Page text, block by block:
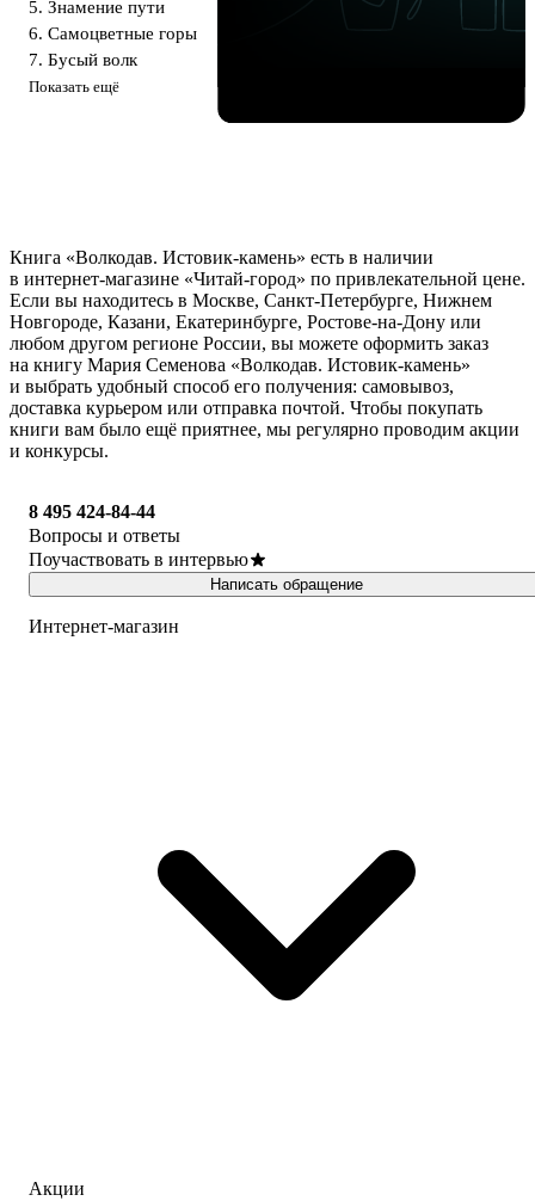
5. Знамение пути
6. Самоцветные горы
7. Бусый волк
Показать ещё
Книга «Волкодав. Истовик-камень» есть в наличии
в интернет-магазине «Читай-город» по привлекательной цене.
Если вы находитесь в Москве, Санкт-Петербурге, Нижнем
Новгороде, Казани, Екатеринбурге, Ростове-на-Дону или
любом другом регионе России, вы можете оформить заказ
на книгу Мария Семенова «Волкодав. Истовик-камень»
и выбрать удобный способ его получения: самовывоз,
доставка курьером или отправка почтой. Чтобы покупать
книги вам было ещё приятнее, мы регулярно проводим акции
и конкурсы.
8 495 424-84-44
Вопросы и ответы
Поучаствовать в интервью
Написать обращение
Интернет-магазин
Акции